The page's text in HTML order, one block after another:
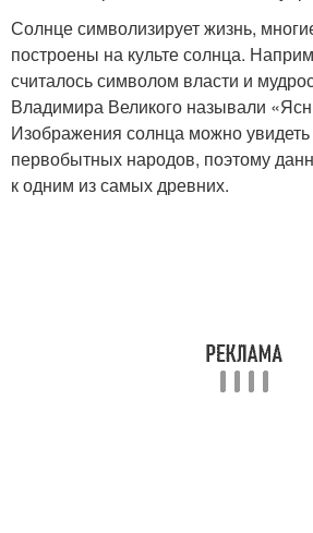
Солнце символизирует жизнь,
построены на культе солнца.
считалось символом власти и
Владимира Великого называли
Изображения солнца можно увидеть
первобытных народов, поэтому
к одним из самых древних.